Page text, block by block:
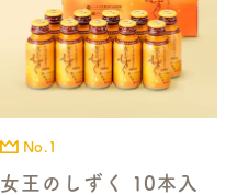
No.1
女王のしずく 10本入